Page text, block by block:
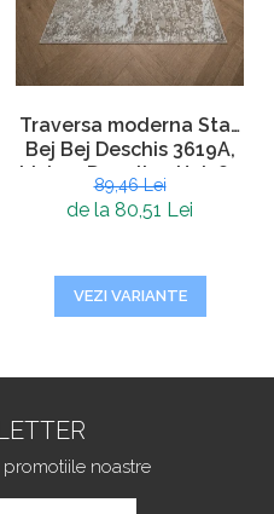
Traversa moderna Star,
Bej Bej Deschis 3619A,
Living, Dormitor, Hol, 80
x 250 cm
89,46 Lei
de la 80,51 Lei
VEZI VARIANTE
promotiile noastre